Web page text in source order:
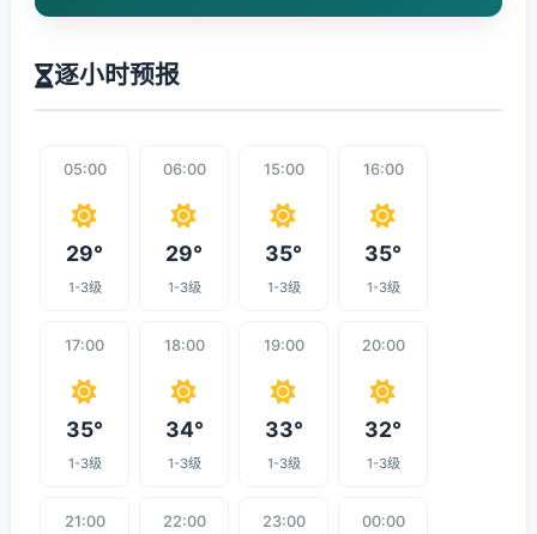
逐小时预报
05:00
29°
1-3级
06:00
29°
1-3级
15:00
35°
1-3级
16:00
35°
1-3级
17:00
35°
1-3级
18:00
34°
1-3级
19:00
33°
1-3级
20:00
32°
1-3级
21:00 22:00 23:00 00:00